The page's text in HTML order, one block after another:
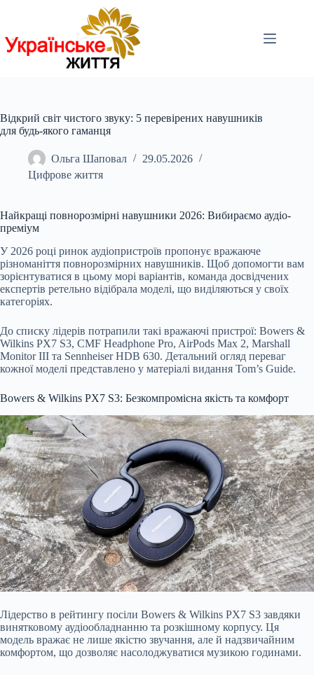
Відкрий світ чистого звуку: 5 перевірених навушників
для будь-якого гаманця
Ольга Шаповал
29.05.2026
Цифрове життя
Найкращі повнорозмірні навушники 2026: Вибираємо аудіо-
преміум
У 2026 році ринок аудіопристроїв пропонує вражаюче
різноманіття повнорозмірних навушників. Щоб допомогти вам
зорієнтуватися в цьому морі варіантів, команда досвідчених
експертів ретельно відібрала моделі, що виділяються у своїх
категоріях.
До списку лідерів потрапили такі вражаючі пристрої: Bowers &
Wilkins PX7 S3, CMF Headphone Pro, AirPods Max 2, Marshall
Monitor III та Sennheiser HDB 630. Детальний огляд переваг
кожної моделі представлено у матеріалі видання Tom’s Guide.
Bowers & Wilkins PX7 S3: Безкомпромісна якість та комфорт
Лідерство в рейтингу посіли Bowers & Wilkins PX7 S3 завдяки
винятковому аудіообладнанню та розкішному корпусу. Ця
модель вражає не лише якістю звучання, але й надзвичайним
комфортом, що дозволяє насолоджуватися музикою годинами.